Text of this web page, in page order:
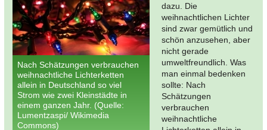
Nach Schätzungen verbrauchen
weihnachtliche Lichterketten
allein in Deutschland so viel
Strom wie zwei Kleinstädte in
einem ganzen Jahr. (Quelle:
Lumentzaspi/ Wikimedia
Commons)
dazu. Die
weihnachtlichen Lichter
sind zwar gemütlich und
schön anzusehen, aber
nicht gerade
umweltfreundlich. Was
man einmal bedenken
sollte: Nach
Schätzungen
verbrauchen
weihnachtliche